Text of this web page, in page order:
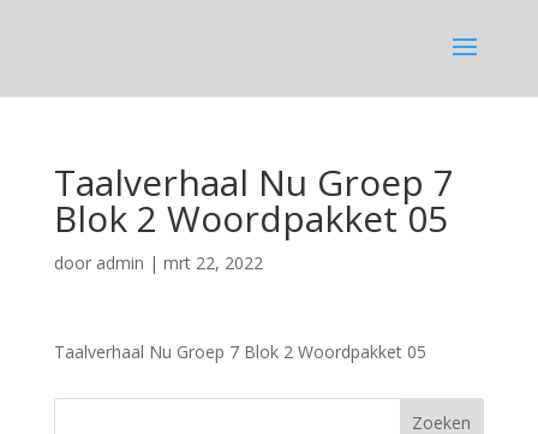
Taalverhaal Nu Groep 7
Blok 2 Woordpakket 05
door admin | mrt 22, 2022
Taalverhaal Nu Groep 7 Blok 2 Woordpakket 05